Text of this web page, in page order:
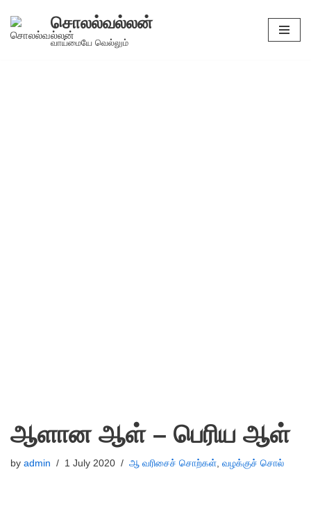
Skip
சொலல்வல்லன்
வாய்மையே வெல்லும்
ஆளான ஆள் – பெரிய ஆள்
by admin 1 July 2020 ஆ வரிசைச் சொற்கள், வழக்குச் சொல்